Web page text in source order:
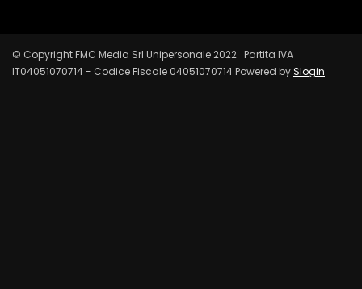
© Copyright FMC Media Srl Unipersonale 2022 Partita IVA
IT04051070714 - Codice Fiscale 04051070714 Powered bySlogin